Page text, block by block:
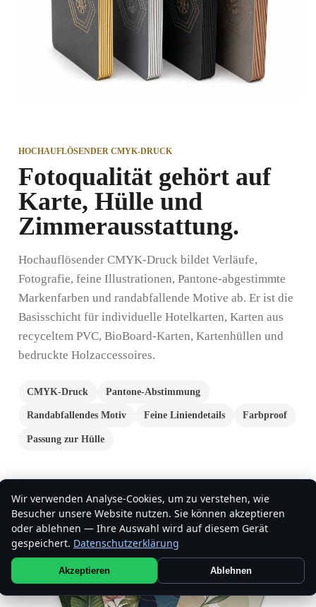
HOCHAUFLÖSENDER CMYK-DRUCK
Fotoqualität gehört auf
Karte, Hülle und
Zimmerausstattung.
Hochauflösender CMYK-Druck bildet Verläufe,
Fotografie, feine Illustrationen, Pantone-abgestimmte
Markenfarben und randabfallende Motive ab. Er ist die
Basisschicht für individuelle Hotelkarten, Karten aus
recyceltem PVC, BioBoard-Karten, Kartenhüllen und
bedruckte Holzaccessoires.
CMYK-Druck Pantone-Abstimmung
Randabfallendes Motiv Feine Liniendetails Farbproof
Passung zur Hülle
Wir verwenden Analyse-Cookies, um zu verstehen, wie
Besucher unsere Website nutzen. Sie können akzeptieren
oder ablehnen — Ihre Auswahl wird auf diesem Gerät
gespeichert. Datenschutzerklärung
Akzeptieren Ablehnen